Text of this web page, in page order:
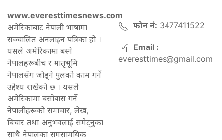
www.everesttimesnews.com
अमेरिकाबाट नेपाली भाषामा
सञ्चालित अनलाइन पत्रिका हो ।
यसले अमेरिकामा बस्ने
नेपालहरूबीच र मातृभूमि
नेपालसँग जोड्ने पुलको काम गर्ने
उद्देश्य राखेको छ । यसले
अमेरिकामा बसोबास गर्ने
नेपालीहरूको समाचार, लेख,
बिचार तथा अनुभवलाई समेट्नुका
साथै नेपालका समसामयिक
फोन नं: 3477411522
Email :
everesttimes@gmail.com